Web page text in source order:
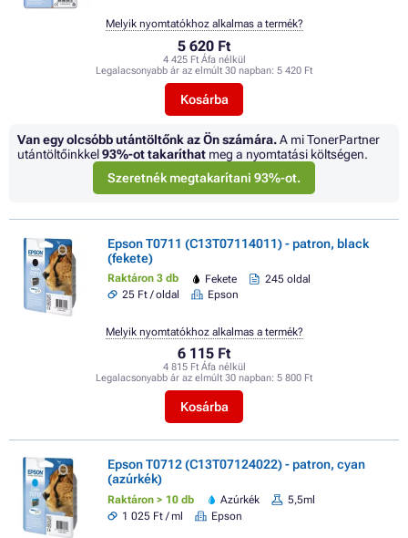
5 620 Ft
4 425 Ft Áfa nélkül
Legalacsonyabb ár az elmúlt 30 napban: 5 420 Ft
Kosárba
Melyik nyomtatókhoz alkalmas a termék?
Van egy olcsóbb utántöltőnk az Ön számára.A mi TonerPartner
utántöltőinkkel93%-ot takaríthat meg a nyomtatási költségen.
Szeretnék megtakarítani 93%-ot.
Epson T0711 (C13T07114011) - patron, black
(fekete)
Raktáron 3 db Fekete
245 oldal
25 Ft / oldal
Epson
6 115 Ft
4 815 Ft Áfa nélkül
Legalacsonyabb ár az elmúlt 30 napban: 5 800 Ft
Kosárba
Melyik nyomtatókhoz alkalmas a termék?
Epson T0712 (C13T07124022) - patron, cyan
(azúrkék)
Raktáron > 10 db Azúrkék
5,5ml
1 025 Ft / ml
Epson